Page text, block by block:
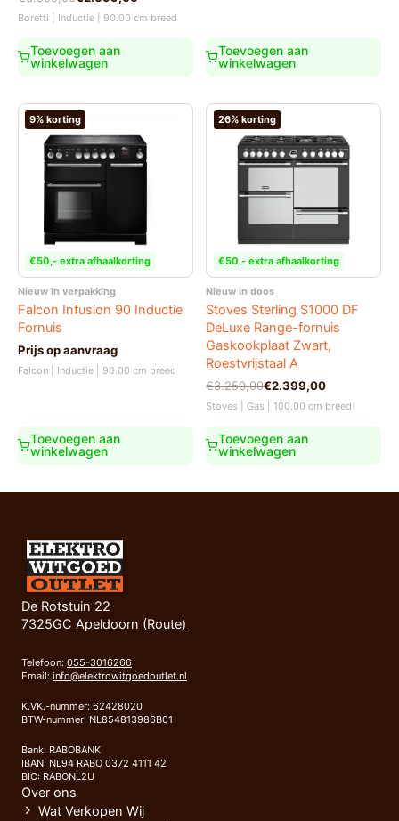
prijs
€3.599,00.
prijs
€2.699,00.
Boretti | Inductie | 90.00 cm breed
Toevoegen aan
winkelwagen
Toevoegen aan
winkelwagen
€50,- extra afhaalkorting
9% korting
Nieuw in verpakking
Falcon Infusion 90 Inductie
Fornuis
Prijs op aanvraag
Falcon | Inductie | 90.00 cm breed
Toevoegen aan
winkelwagen
€50,- extra afhaalkorting
26% korting
Nieuw in doos
Stoves Sterling S1000 DF
DeLuxe Range-fornuis
Gaskookplaat Zwart,
Roestvrijstaal A
€3.250,00
Oorspronkelijke
prijs
€3.250,00.
€2.399,00
Huidige
prijs
€2.399,00.
Stoves | Gas | 100.00 cm breed
Toevoegen aan
winkelwagen
De Rotstuin 22
7325GC Apeldoorn (Route)
Telefoon: 055-3016266
Email: info@elektrowitgoedoutlet.nl
K.VK.-nummer: 62428020
BTW-nummer: NL854813986B01
Bank: RABOBANK
IBAN: NL94 RABO 0372 4111 42
BIC: RABONL2U
Over ons
Wat Verkopen Wij